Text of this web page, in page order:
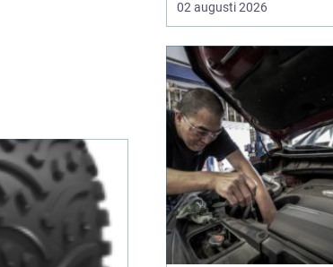
hur snabbt däcken slits
vilket mönster, vilken
dimension och vilket
lufttryck som används.
För arbete på gården, lek
i skogen eller kö...
02 augusti 2026